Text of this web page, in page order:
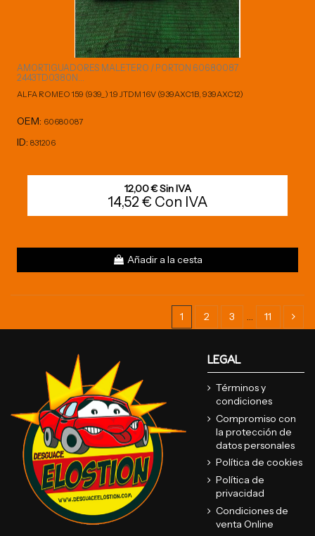
AMORTIGUADORES MALETERO / PORTON 60680087
2443TD0380N...
ALFA ROMEO 159 (939_) 1.9 JTDM 16V (939AXC1B, 939AXC12)
OEM: 60680087
ID: 831206
12,00 € Sin IVA
14,52 € Con IVA
Añadir a la cesta
1 2 3 … 11
LEGAL
Términos y
condiciones
Compromiso con
la protección de
datos personales
Política de cookies
Política de
privacidad
Condiciones de
venta Online